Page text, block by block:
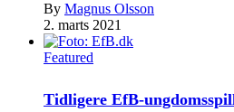
By Magnus Olsson
2. marts 2021
Featured
Tidligere EfB-